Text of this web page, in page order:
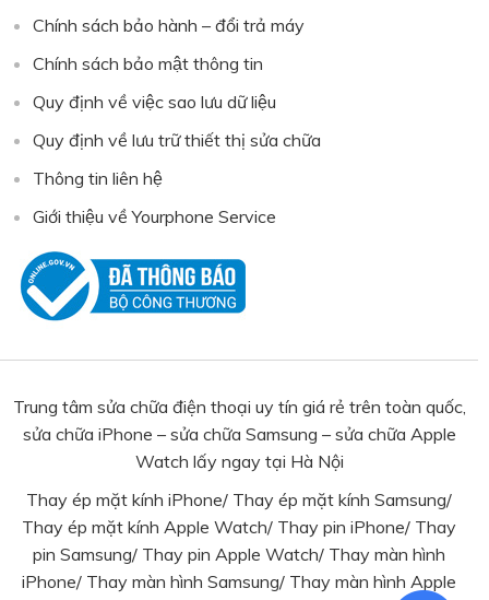
Chính sách bảo hành – đổi trả máy
Chính sách bảo mật thông tin
Quy định về việc sao lưu dữ liệu
Quy định về lưu trữ thiết thị sửa chữa
Thông tin liên hệ
Giới thiệu về Yourphone Service
Trung tâm sửa chữa điện thoại uy tín giá rẻ trên toàn quốc,
sửa chữa iPhone – sửa chữa Samsung – sửa chữa Apple
Watch lấy ngay tại Hà Nội
Thay ép mặt kính iPhone/ Thay ép mặt kính Samsung/
Thay ép mặt kính Apple Watch/ Thay pin iPhone/ Thay
pin Samsung/ Thay pin Apple Watch/ Thay màn hình
iPhone/ Thay màn hình Samsung/ Thay màn hình Apple